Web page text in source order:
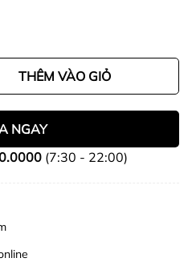
THÊM VÀO GIỎ
NGAY
(7:30 - 22:00)